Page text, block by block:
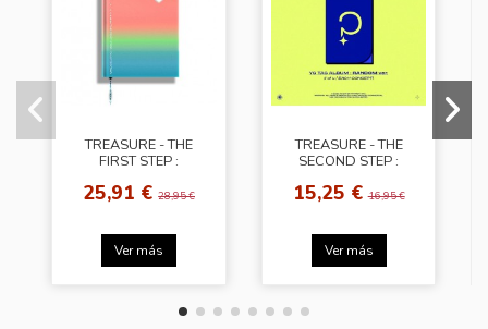
TREASURE - THE
FIRST STEP :
[White Ver.]
25,91 €28,95 €
Ver más
TREASURE - THE
SECOND STEP :
TAG ALBUM -
15,25 €16,95 €
Ver más